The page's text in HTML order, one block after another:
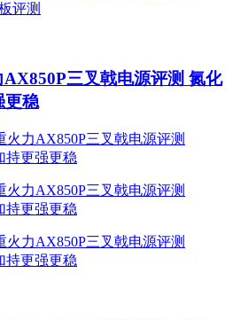
三叉戟电源评测 氮化
更稳